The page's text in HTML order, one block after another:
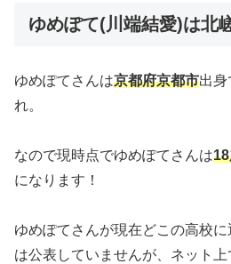
ゆめぽて(川端結愛)は北
ゆめぽてさんは京都府京都市出身
れ。
なので現時点でゆめぽてさんは
になります！
ゆめぽてさんが現在どこの高校
は公表していませんが、ネット上